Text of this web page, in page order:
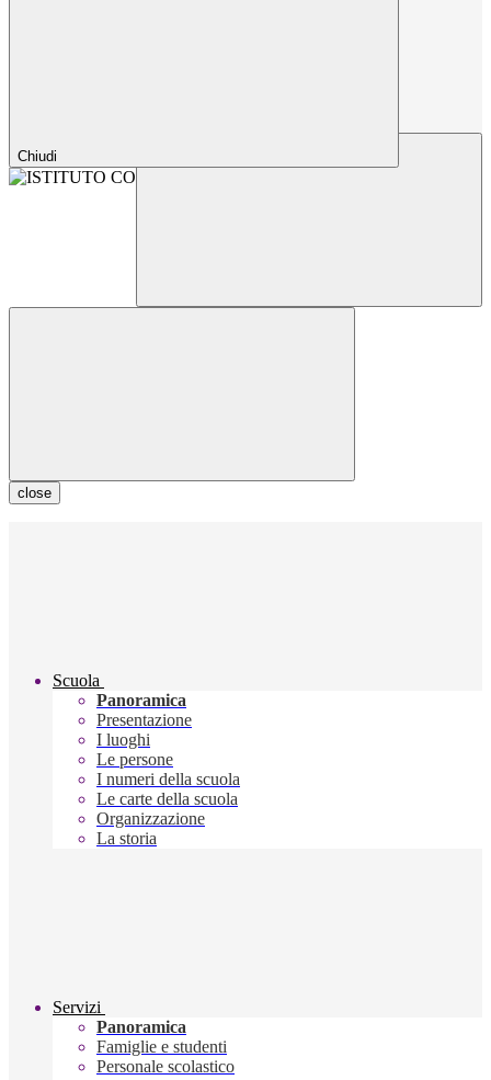
Chiudi
close
Scuola
Panoramica
Presentazione
I luoghi
Le persone
I numeri della scuola
Le carte della scuola
Organizzazione
La storia
Servizi
Panoramica
Famiglie e studenti
Personale scolastico